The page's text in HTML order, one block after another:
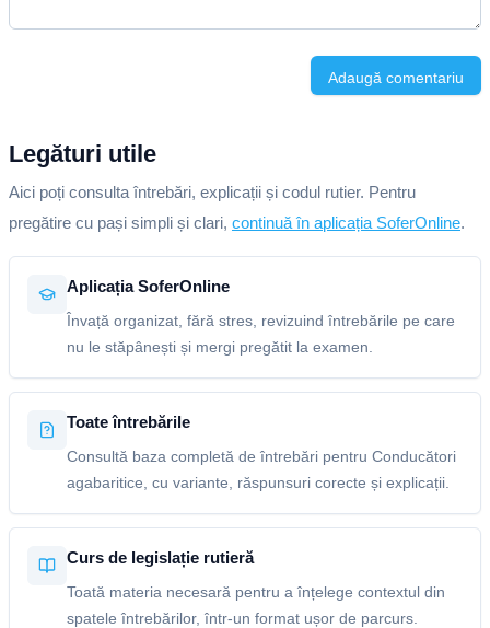
Adaugă comentariu
Legături utile
Aici poți consulta întrebări, explicații și codul rutier. Pentru
pregătire cu pași simpli și clari, continuă în aplicația SoferOnline.
Aplicația SoferOnline
Învață organizat, fără stres, revizuind întrebările pe care
nu le stăpânești și mergi pregătit la examen.
Toate întrebările
Consultă baza completă de întrebări pentru Conducători
agabaritice, cu variante, răspunsuri corecte și explicații.
Curs de legislație rutieră
Toată materia necesară pentru a înțelege contextul din
spatele întrebărilor, într-un format ușor de parcurs.